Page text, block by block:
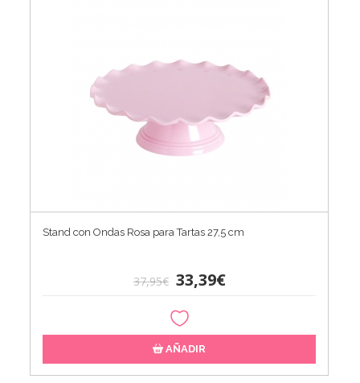
Stand con Ondas Rosa para Tartas 27,5 cm
37,95€ 33,39€
AÑADIR